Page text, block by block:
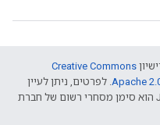
Creative Commons
Apache. לפרטים, ניתן לעיין
.‏ Java הוא סימן מסחרי רשום של חברת